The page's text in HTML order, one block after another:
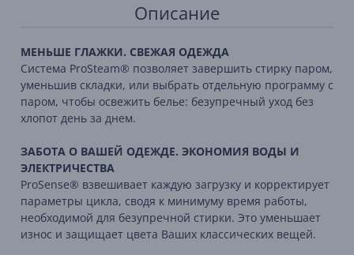
Описание
МЕНЬШЕ ГЛАЖКИ. СВЕЖАЯ ОДЕЖДА
Система ProSteam® позволяет завершить стирку паром,
уменьшив складки, или выбрать отдельную программу с
паром, чтобы освежить белье: безупречный уход без
хлопот день за днем.
ЗАБОТА О ВАШЕЙ ОДЕЖДЕ. ЭКОНОМИЯ ВОДЫ И
ЭЛЕКТРИЧЕСТВА
ProSense® взвешивает каждую загрузку и корректирует
параметры цикла, сводя к минимуму время работы,
необходимой для безупречной стирки. Это уменьшает
износ и защищает цвета Ваших классических вещей.